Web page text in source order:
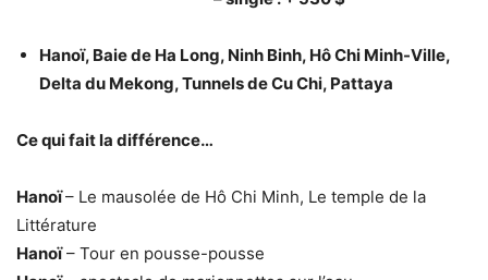
Hanoï, Baie de Ha Long, Ninh Binh, Hô Chi Minh-Ville,
Delta du Mekong, Tunnels de Cu Chi, Pattaya
Ce qui fait la différence…
Hanoï– Le mausolée de Hô Chi Minh, Le temple de la
Littérature
Hanoï– Tour en pousse-pousse